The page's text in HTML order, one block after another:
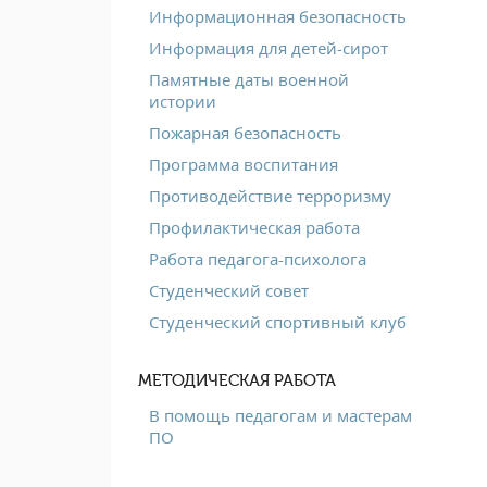
Информационная безопасность
Информация для детей-сирот
Памятные даты военной
истории
Пожарная безопасность
Программа воспитания
Противодействие терроризму
Профилактическая работа
Работа педагога-психолога
Студенческий совет
Студенческий спортивный клуб
МЕТОДИЧЕСКАЯ РАБОТА
В помощь педагогам и мастерам
ПО